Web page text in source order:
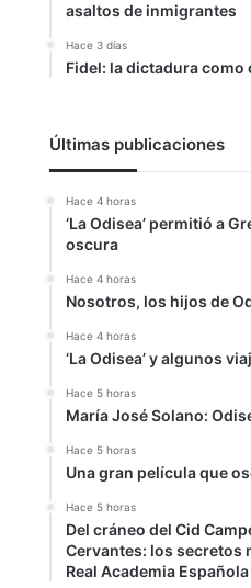
asaltos de inmigrantes
Hace 3 días
Fidel: la dictadura como
Últimas publicaciones
Hace 4 horas
‘La Odisea’ permitió a
oscura
Hace 4 horas
Nosotros, los hijos de
Hace 4 horas
‘La Odisea’ y algunos
Hace 5 horas
María José Solano:
Hace 5 horas
Una gran película que
Hace 5 horas
Del cráneo del Cid
Cervantes: los secretos
Real Academia Española